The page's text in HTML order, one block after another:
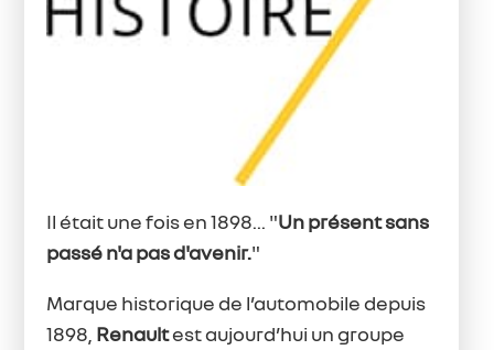
Il était une fois en 1898... "Un présent sans
passé n'a pas d'avenir."
Marque historique de l’automobile depuis
1898, Renaultest aujourd’hui un groupe